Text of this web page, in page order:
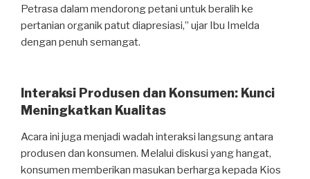
Petrasa dalam mendorong petani untuk beralih ke
pertanian organik patut diapresiasi,” ujar Ibu Imelda
dengan penuh semangat.
Interaksi Produsen dan Konsumen: Kunci
Meningkatkan Kualitas
Acara ini juga menjadi wadah interaksi langsung antara
produsen dan konsumen. Melalui diskusi yang hangat,
konsumen memberikan masukan berharga kepada Kios